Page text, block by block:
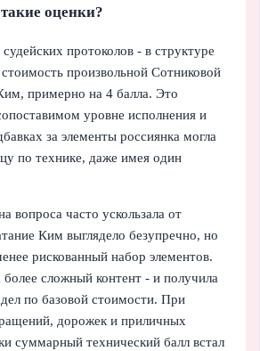
оценки?
протоколов - в структуре
произвольной Сотниковой
примерно на 4 балла. Это
уровне исполнения и
за элементы россиянка могла
по технике, даже имея один
вопроса часто ускользала от
Ким выглядело безупречно, но
рискованный набор элементов.
сложный контент - и получила
по базовой стоимости. При
дорожек и приличных
суммарный технический балл встал